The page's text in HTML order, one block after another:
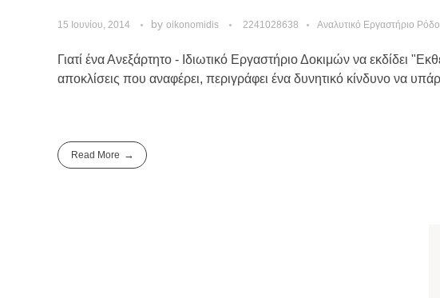
15 Ιουνίου, 2014 by oikonomidis 2241028638 Αναλυτικό Εργαστήριο
Γιατί ένα Ανεξάρτητο - Ιδιωτικό Εργαστήριο Δοκιμών να εκδίδει
αποκλίσεις που αναφέρει, περιγράφει ένα δυνητικό κίνδυνο να
Read More